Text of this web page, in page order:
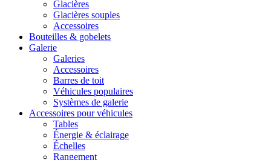
Glacières
Glacières souples
Accessoires
Bouteilles & gobelets
Galerie
Galeries
Accessoires
Barres de toit
Véhicules populaires
Systèmes de galerie
Accessoires pour véhicules
Tables
Énergie & éclairage
Échelles
Rangement